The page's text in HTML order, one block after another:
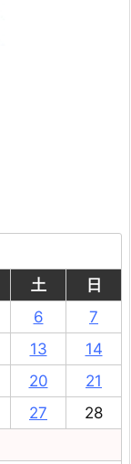
土
日
6
7
13
14
20
21
27
28